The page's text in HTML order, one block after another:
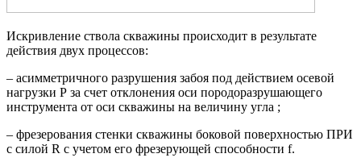
Искривление ствола скважины происходит в результате
действия двух процессов:
– асимметричного разрушения забоя под действием осевой
нагрузки Р за счет отклонения оси породоразрушающего
инструмента от оси скважины на величину угла ;
– фрезерования стенки скважины боковой поверхностью ПРИ
с силой R с учетом его фрезерующей способности f.